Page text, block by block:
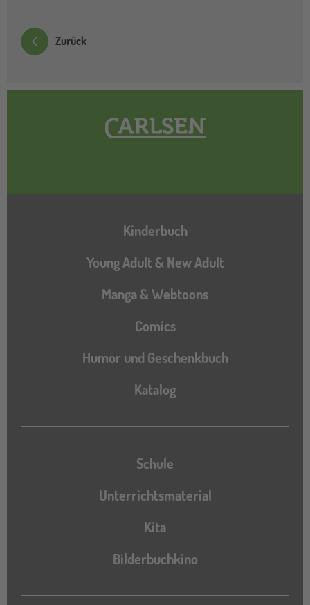
Zurück
Hauptnavigation
Kinderbuch
Young Adult & New Adult
Manga & Webtoons
Comics
Humor und Geschenkbuch
Katalog
Katalog
Schule
Unterrichtsmaterial
Kita
Bilderbuchkino